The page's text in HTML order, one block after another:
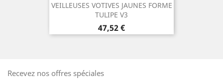
VEILLEUSES VOTIVES JAUNES FORME
TULIPE V3
Prix
47,52 €
Recevez nos offres spéciales